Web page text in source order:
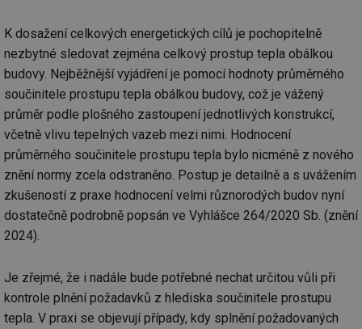
K dosažení celkových energetických cílů je pochopitelně
nezbytné sledovat zejména celkový prostup tepla obálkou
budovy. Nejběžnější vyjádření je pomocí hodnoty průměrného
součinitele prostupu tepla obálkou budovy, což je vážený
průměr podle plošného zastoupení jednotlivých konstrukcí,
včetně vlivu tepelných vazeb mezi nimi. Hodnocení
průměrného součinitele prostupu tepla bylo nicméně z nového
znění normy zcela odstraněno. Postup je detailně a s uvážením
zkušeností z praxe hodnocení velmi různorodých budov nyní
dostatečně podrobně popsán ve Vyhlášce 264/2020 Sb. (znění
2024).
Je zřejmé, že i nadále bude potřebné nechat určitou vůli při
kontrole plnění požadavků z hlediska součinitele prostupu
tepla. V praxi se objevují případy, kdy splnění požadovaných